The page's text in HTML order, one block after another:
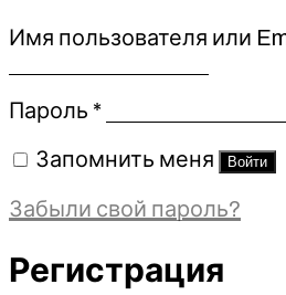
Имя пользователя или
Пароль *Обязательно
Запомнить меня Войти
Забыли свой пароль?
Регистрация